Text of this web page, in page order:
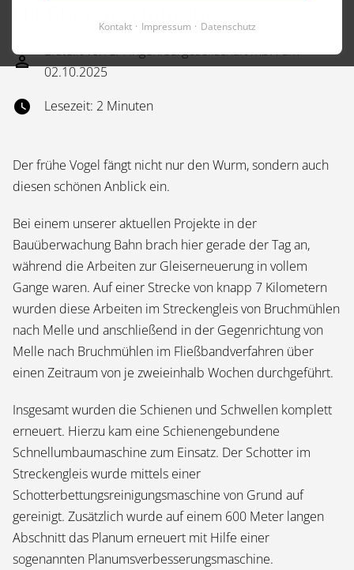
Kontakt Impressum Datenschutz
Erstellt von LPI Ingenieurgesellschaft mbH am
02.10.2025
Lesezeit: 2 Minuten
Der frühe Vogel fängt nicht nur den Wurm, sondern auch
diesen schönen Anblick ein.
Bei einem unserer aktuellen Projekte in der
Bauüberwachung Bahn brach hier gerade der Tag an,
während die Arbeiten zur Gleiserneuerung in vollem
Gange waren. Auf einer Strecke von knapp 7 Kilometern
wurden diese Arbeiten im Streckengleis von Bruchmühlen
nach Melle und anschließend in der Gegenrichtung von
Melle nach Bruchmühlen im Fließbandverfahren über
einen Zeitraum von je zweieinhalb Wochen durchgeführt.
Insgesamt wurden die Schienen und Schwellen komplett
erneuert. Hierzu kam eine Schienengebundene
Schnellumbaumaschine zum Einsatz. Der Schotter im
Streckengleis wurde mittels einer
Schotterbettungsreinigungsmaschine von Grund auf
gereinigt. Zusätzlich wurde auf einem 600 Meter langen
Abschnitt das Planum erneuert mit Hilfe einer
sogenannten Planumsverbesserungsmaschine.